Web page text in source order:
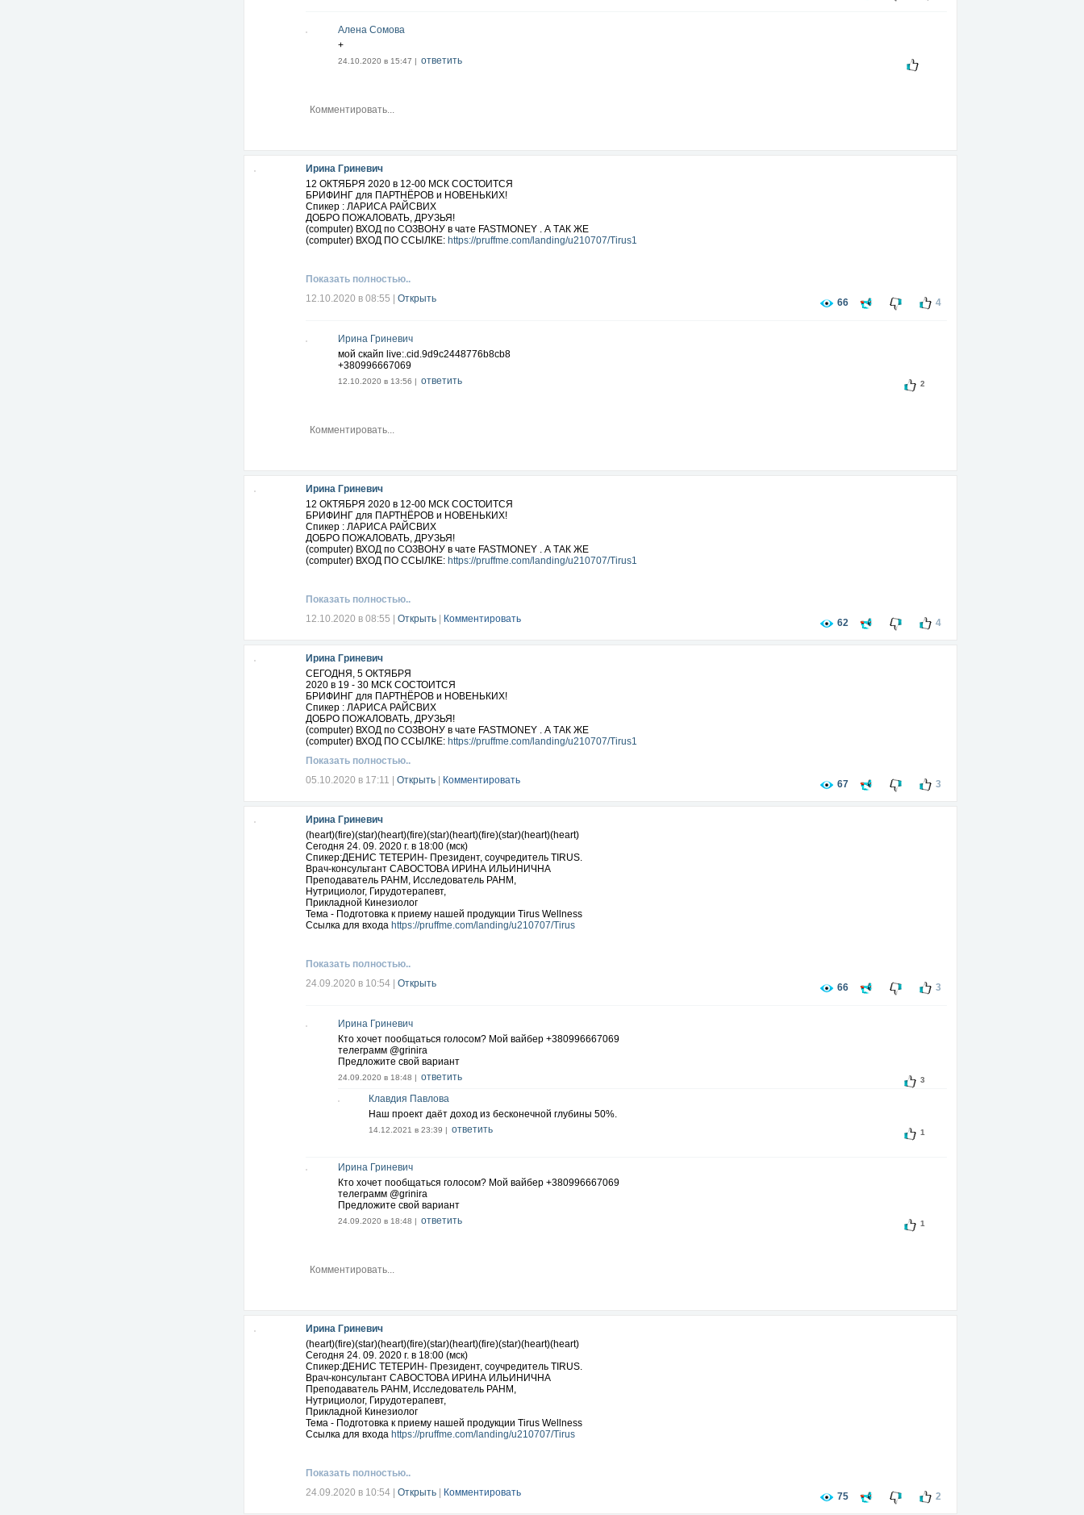
Алена Сомова
+
24.10.2020 в 15:47 | ответить
Ирина Гриневич
12 ОКТЯБРЯ 2020 в 12-00 МСК СОСТОИТСЯ
БРИФИНГ для ПАРТНЁРОВ и НОВЕНЬКИХ!
Спикер : ЛАРИСА РАЙСВИХ
ДОБРО ПОЖАЛОВАТЬ, ДРУЗЬЯ!
(computer) ВХОД по СОЗВОНУ в чате FASTMONEY . А ТАК ЖЕ
(computer) ВХОД ПО ССЫЛКЕ: https://pruffme.com/landing/u210707/Tirus1
Показать полностью..
12.10.2020 в 08:55
Открыть 66 4
Ирина Гриневич
мой скайп live:.cid.9d9c2448776b8cb8
+380996667069
12.10.2020 в 13:56 | ответить 2
Ирина Гриневич
12 ОКТЯБРЯ 2020 в 12-00 МСК СОСТОИТСЯ
БРИФИНГ для ПАРТНЁРОВ и НОВЕНЬКИХ!
Спикер : ЛАРИСА РАЙСВИХ
ДОБРО ПОЖАЛОВАТЬ, ДРУЗЬЯ!
(computer) ВХОД по СОЗВОНУ в чате FASTMONEY . А ТАК ЖЕ
(computer) ВХОД ПО ССЫЛКЕ: https://pruffme.com/landing/u210707/Tirus1
Показать полностью..
12.10.2020 в 08:55
Открыть Комментировать 62 4
Ирина Гриневич
СЕГОДНЯ, 5 ОКТЯБРЯ
2020 в 19 - 30 МСК СОСТОИТСЯ
БРИФИНГ для ПАРТНЁРОВ и НОВЕНЬКИХ!
Спикер : ЛАРИСА РАЙСВИХ
ДОБРО ПОЖАЛОВАТЬ, ДРУЗЬЯ!
(computer) ВХОД по СОЗВОНУ в чате FASTMONEY . А ТАК ЖЕ
(computer) ВХОД ПО ССЫЛКЕ: https://pruffme.com/landing/u210707/Tirus1
Показать полностью..
05.10.2020 в 17:11
Открыть Комментировать 67 3
Ирина Гриневич
(heart)(fire)(star)(heart)(fire)(star)(heart)(fire)(star)(heart)(heart)
Сегодня 24. 09. 2020 г. в 18:00 (мск)
Спикер:ДЕНИС ТЕТЕРИН- Президент, соучредитель TIRUS.
Врач-консультант САВОСТОВА ИРИНА ИЛЬИНИЧНА
Преподаватель РАНМ, Исследователь РАНМ,
Нутрициолог, Гирудотерапевт,
Прикладной Кинезиолог
Тема - Подготовка к приему нашей продукции Tirus Wellness
Ссылка для входа https://pruffme.com/landing/u210707/Tirus
Показать полностью..
24.09.2020 в 10:54
Открыть 66 3
Ирина Гриневич
Кто хочет пообщаться голосом? Мой вайбер +380996667069
телеграмм @grinira
Предложите свой вариант
24.09.2020 в 18:48 | ответить 3
Клавдия Павлова
Наш проект даёт доход из бесконечной глубины 50%.
14.12.2021 в 23:39 | ответить 1
Ирина Гриневич
Кто хочет пообщаться голосом? Мой вайбер +380996667069
телеграмм @grinira
Предложите свой вариант
24.09.2020 в 18:48 | ответить 1
Ирина Гриневич
(heart)(fire)(star)(heart)(fire)(star)(heart)(fire)(star)(heart)(heart)
Сегодня 24. 09. 2020 г. в 18:00 (мск)
Спикер:ДЕНИС ТЕТЕРИН- Президент, соучредитель TIRUS.
Врач-консультант САВОСТОВА ИРИНА ИЛЬИНИЧНА
Преподаватель РАНМ, Исследователь РАНМ,
Нутрициолог, Гирудотерапевт,
Прикладной Кинезиолог
Тема - Подготовка к приему нашей продукции Tirus Wellness
Ссылка для входа https://pruffme.com/landing/u210707/Tirus
Показать полностью..
24.09.2020 в 10:54
Открыть Комментировать 75 2